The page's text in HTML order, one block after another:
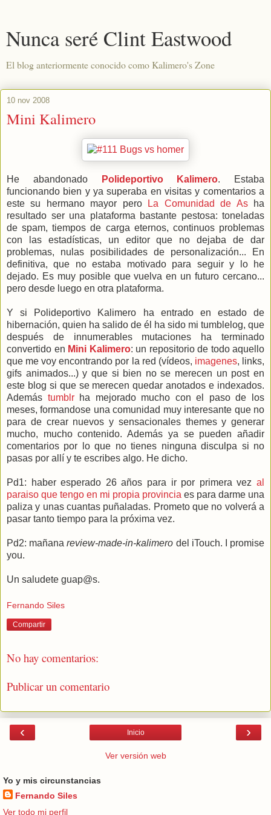
Nunca seré Clint Eastwood
El blog anteriormente conocido como Kalimero's Zone
10 nov 2008
Mini Kalimero
He abandonado Polideportivo Kalimero. Estaba
funcionando bien y ya superaba en visitas y comentarios a
este su hermano mayor pero
La Comunidad de Asha
resultado ser una plataforma bastante pestosa: toneladas
de spam, tiempos de carga eternos, continuos problemas
con las estadísticas, un editor que no dejaba de dar
problemas, nulas posibilidades de personalización... En
definitiva, que no estaba motivado para seguir y lo he
dejado. Es muy posible que vuelva en un futuro cercano...
pero desde luego en otra plataforma.
Y si Polideportivo Kalimero ha entrado en estado de
hibernación, quien ha salido de él ha sido mi tumblelog, que
después de innumerables mutaciones ha terminado
convertido en Mini Kalimero: un repositorio de todo aquello
que me voy encontrando por la red (vídeos, imagenes, links,
gifs animados...) y que si bien no se merecen un post en
este blog si que se merecen quedar anotados e indexados.
Además tumblrha mejorado mucho con el paso de los
meses, formandose una comunidad muy interesante que no
para de crear nuevos y sensacionales themes y generar
mucho, mucho contenido. Además ya se pueden añadir
comentarios por lo que no tienes ninguna disculpa si no
pasas por allí y te escribes algo. He dicho.
Pd1: haber esperado 26 años para ir por primera vez al
paraiso que tengo en mi propia provincia es para darme una
paliza y unas cuantas puñaladas. Prometo que no volverá a
pasar tanto tiempo para la próxima vez.
Pd2: mañanareview-made-in-kalimero del iTouch. I promise
you.
Un saludete guap@s.
Fernando Siles
Compartir
No hay comentarios:
Publicar un comentario
‹ ›
Inicio
Ver versión web
Yo y mis circunstancias
Fernando Siles
Ver todo mi perfil